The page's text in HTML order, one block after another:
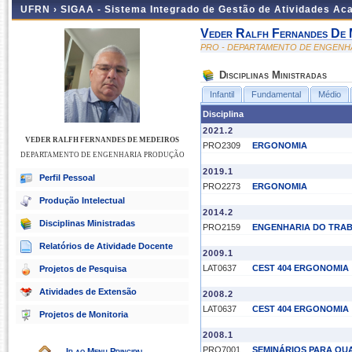
UFRN › SIGAA - Sistema Integrado de Gestão de Atividades
VEDER RALFH FERNANDES DE MEDEIROS
DEPARTAMENTO DE ENGENHARIA PRODUÇÃO
Perfil Pessoal
Produção Intelectual
Disciplinas Ministradas
Relatórios de Atividade Docente
Projetos de Pesquisa
Atividades de Extensão
Projetos de Monitoria
Veder Ralfh Fernandes De
PRO - DEPARTAMENTO DE
Disciplinas Ministradas
Infantil Fundamental Médio
Disciplina
2021.2
PRO2309
ERGONOMIA
2019.1
PRO2273
ERGONOMIA
2014.2
PRO2159
ENGENHARIA DO
2009.1
LAT0637
CEST 404 ERGONOMIA
2008.2
LAT0637
CEST 404 ERGONOMIA
2008.1
PRO7001
SEMINÁRIOS PARA